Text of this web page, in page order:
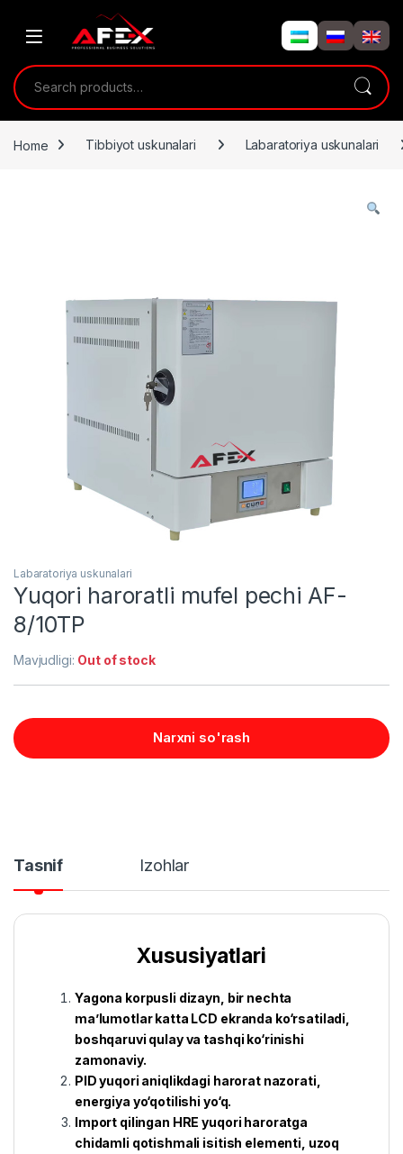
Search for:
Home Tibbiyot uskunalari Labaratoriya uskunalari
Labaratoriya uskunalari
Yuqori haroratli mufel pechi AF-
8/10TP
Mavjudligi: Out of stock
Narxni so'rash
Tasnif Izohlar
Xususiyatlari
Yagona korpusli dizayn, bir nechta
ma’lumotlar katta LCD ekranda ko‘rsatiladi,
boshqaruvi qulay va tashqi ko‘rinishi
zamonaviy.
PID yuqori aniqlikdagi harorat nazorati,
energiya yo‘qotilishi yo‘q.
Import qilingan HRE yuqori haroratga
chidamli qotishmali isitish elementi, uzoq